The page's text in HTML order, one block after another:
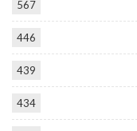
567
446
439
434